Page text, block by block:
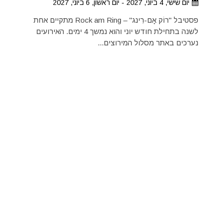
יום שישי, 4 ביוני, 2027 - יום ראשון, 6 ביוני, 2027
פסטיבל "רוֹק אָם-רִינג" – Rock am Ring מתקיים אחת
לשנה בתחילת חודש יוני והוא נמשך 4 ימים. האירועים
נערכים באתר מסלול המירוצים...